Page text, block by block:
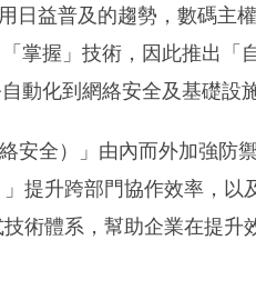
日益普及的趨勢，數碼主
掌握」技術，因此推出「
動化到網絡安全及基礎設
安全）」由內而外加強防
提升跨部門協作效率，以
術體系，幫助企業在提升